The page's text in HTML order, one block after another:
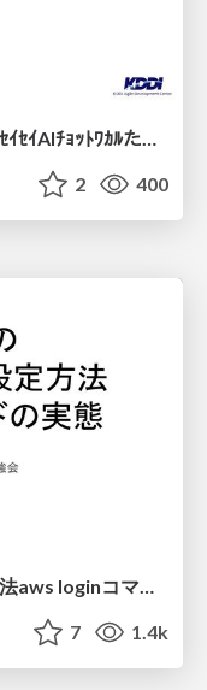
生成AI素人でも玄人でもない私がｾｲｾｲAIﾁｮｯﾄﾜｶﾙために勉強したこと
2 400
AWS CLIの新しい認証情報設定方法aws loginコマンドの実態
7 1.4k